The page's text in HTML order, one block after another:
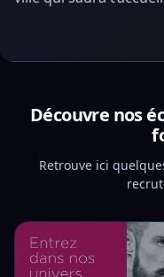
Découvre nos
Retrouve ici